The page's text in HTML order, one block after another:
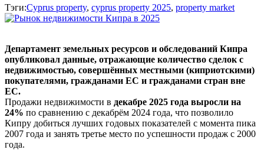
Тэги:Cyprus property, cyprus property 2025, property market
Департамент земельных ресурсов и обследований Кипра
опубликовал данные, отражающие количество сделок с
недвижимостью, совершённых местными (киприотскими)
покупателями, гражданами ЕС и гражданами стран вне
ЕС.
Продажи недвижимости в декабре 2025 года выросли на
24% по сравнению с декабрём 2024 года, что позволило
Кипру добиться лучших годовых показателей с момента пика
2007 года и занять третье место по успешности продаж с 2000
года.